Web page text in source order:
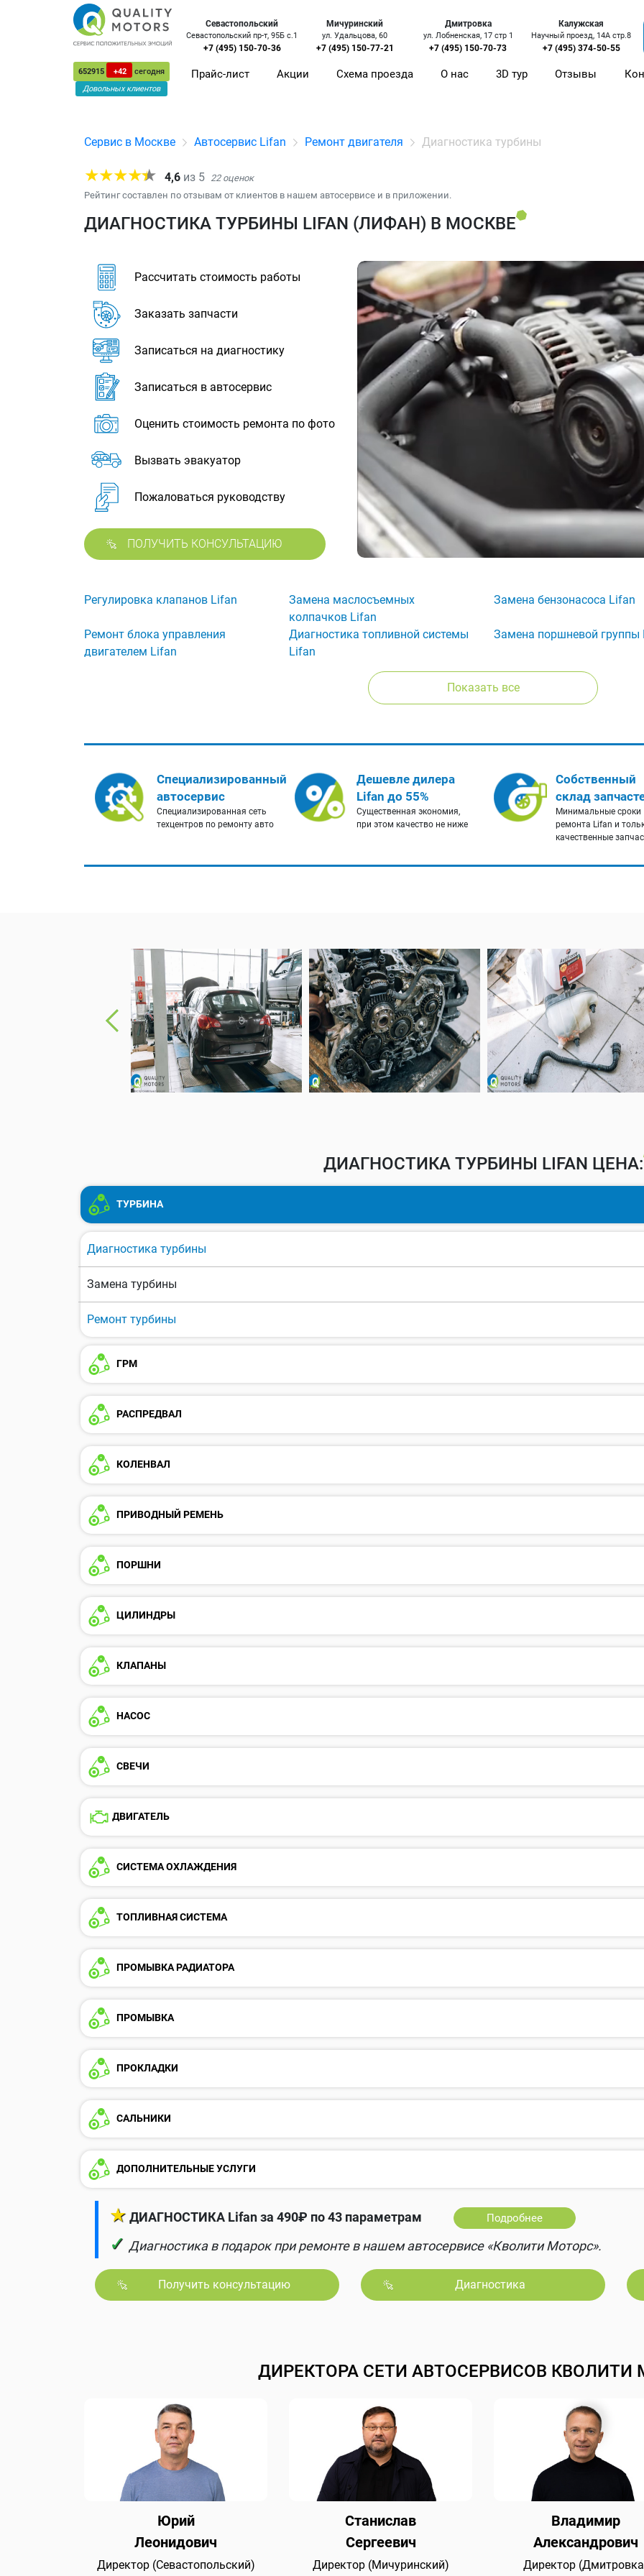
652915 +42
сегодня
Довольных клиентов
Севастопольский
Севастопольский пр-т, 95Б с.1
+7 (495) 150-70-36
Мичуринский
ул. Удальцова, 60
+7 (495) 150-77-21
Дмитровка
ул. Лобненская, 17 стр 1
+7 (495) 150-70-73
Калужская
Научный проезд, 14А стр.8
+7 (495) 374-50-55
Прайс-лист Акции Схема проезда О нас 3D тур Отзывы
Сервис в Москве Автосервис Lifan Ремонт двигателя Диагностика турбины
4,6 из 5 22оценок
Рейтинг составлен по отзывам от клиентов в нашем автосервисе и в приложении.
ДИАГНОСТИКА ТУРБИНЫ LIFAN (ЛИФАН) В МОСКВЕ
Рассчитать стоимость работы
Заказать запчасти
Записаться на диагностику
Записаться в автосервис
Оценить стоимость ремонта по фото
Вызвать эвакуатор
Пожаловаться руководству
ПОЛУЧИТЬ КОНСУЛЬТАЦИЮ
Регулировка клапанов Lifan
Замена маслосъемных
колпачков Lifan
Замена бензонасоса Lifan
Ремонт блока управления
двигателем Lifan
Диагностика топливной системы
Lifan
Замена поршневой группы
Показать все
Специализированный
автосервис
Специализированная сеть
техцентров по ремонту авто
Дешевле дилера
Lifan до 55%
Существенная экономия,
при этом качество не ниже
Собственный
склад
Минимальные сроки
ремонта Lifan и
качественные
ДИАГНОСТИКА ТУРБИНЫ LIFAN ЦЕНА:
ТУРБИНА
Диагностика турбины
Замена турбины
Ремонт турбины
ГРМ
РАСПРЕДВАЛ
КОЛЕНВАЛ
ПРИВОДНЫЙ РЕМЕНЬ
ПОРШНИ
ЦИЛИНДРЫ
КЛАПАНЫ
НАСОС
СВЕЧИ
ДВИГАТЕЛЬ
СИСТЕМА ОХЛАЖДЕНИЯ
ТОПЛИВНАЯ СИСТЕМА
ПРОМЫВКА РАДИАТОРА
ПРОМЫВКА
ПРОКЛАДКИ
САЛЬНИКИ
ДОПОЛНИТЕЛЬНЫЕ УСЛУГИ
★ ДИАГНОСТИКА Lifan за 490₽ по 43 параметрам Подробнее
✓ Диагностика в подарок при ремонте в нашем автосервисе «Кволити Моторс».
Получить консультацию Диагностика
ДИРЕКТОРА СЕТИ АВТОСЕРВИСОВ КВОЛИТИ
Юрий
Леонидович
Директор (Севастопольский)
Станислав
Сергеевич
Директор (Мичуринский)
Владимир
Александрович
Директор